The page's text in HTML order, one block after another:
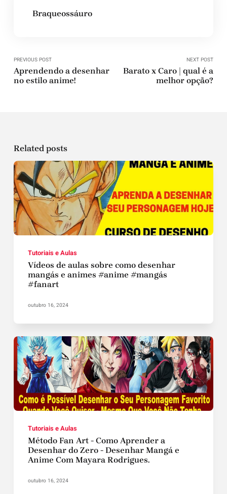
Braqueossáuro
PREVIOUS POST
Aprendendo a desenhar
no estilo anime!
NEXT POST
Barato x Caro | qual é a
melhor opção?
Related posts
Tutoriais e Aulas
Vídeos de aulas sobre como desenhar
mangás e animes #anime #mangás
#fanart
outubro 16, 2024
Tutoriais e Aulas
Método Fan Art - Como Aprender a
Desenhar do Zero - Desenhar Mangá e
Anime Com Mayara Rodrigues.
outubro 16, 2024